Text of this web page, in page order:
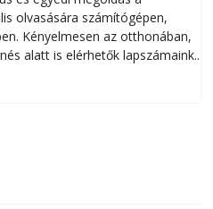
olvasására számítógépen,
Kényelmesen az otthonában,
alatt is elérhetők lapszámaink.